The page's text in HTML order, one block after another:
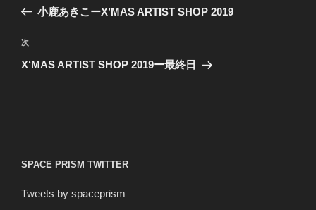
ビ
ゲ
の
稿
小鹿あきこーX’MAS ARTIST SHOP 2019
次
の
次
X‘MAS ARTIST SHOP 2019ー最終日
SPACE PRISM TWITTER
Tweets by spaceprism